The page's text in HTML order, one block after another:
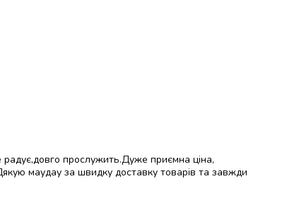
прослужить.Дуже приємна ціна,
маудау за швидку доставку товарів та завжди